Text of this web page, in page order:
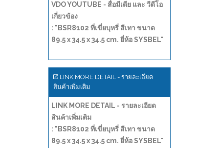
VDO YOUTUBE - สื่อมีเดีย และ วีดีโอ
เกี่ยวข้อง
: "BSR8102 ที่เขี่ยบุหรี่ สีเทา ขนาด
89.5 x 34.5 x 34.5 cm. ยี่ห้อ SYSBEL"
LINK MORE DETAIL - รายละเอียด
สินค้าเพิ่มเติม
LINK MORE DETAIL - รายละเอียด
สินค้าเพิ่มเติม
: "BSR8102 ที่เขี่ยบุหรี่ สีเทา ขนาด
89.5 x 34.5 x 34.5 cm. ยี่ห้อ SYSBEL"